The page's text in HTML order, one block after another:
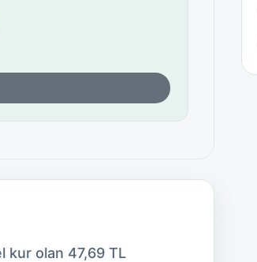
kur olan 47,69 TL